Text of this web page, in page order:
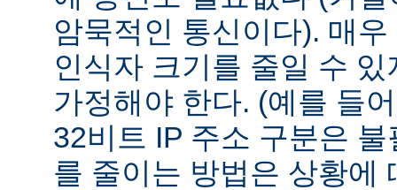
암묵적인 통신이다). 매
인식자 크기를 줄일 수
가정해야 한다. (예를 들
32비트 IP 주소 구분은
를 줄이는 방법은 상황에